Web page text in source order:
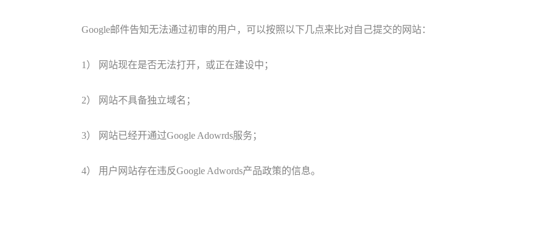
Google邮件告知无法通过初审的用户，可以按照以下几点来比对自己提交的网站：
1） 网站现在是否无法打开，或正在建设中；
2） 网站不具备独立域名；
3） 网站已经开通过Google Adowrds服务；
4） 用户网站存在违反Google Adwords产品政策的信息。